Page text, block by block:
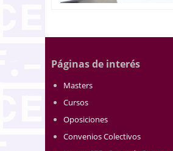
Páginas de interés
Masters
Cursos
Oposiciones
Convenios Colectivos